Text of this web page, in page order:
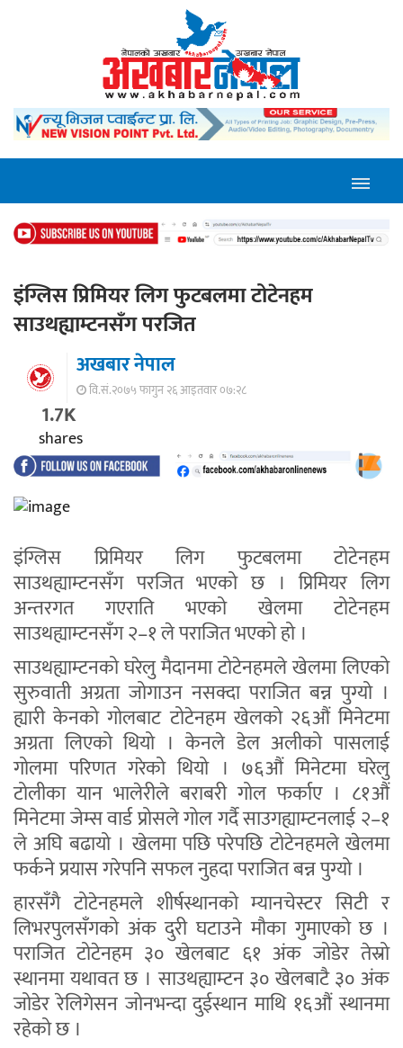
इंग्लिस प्रिमियर लिग फुटबलमा टोटेनहम
साउथह्याम्टनसँग परजित
अखबार नेपाल
वि.सं.२०७५ फागुन २६ आइतवार ०७:२८
1.7K
shares
इंग्लिस प्रिमियर लिग फुटबलमा टोटेनहम
साउथह्याम्टनसँग परजित भएको छ । प्रिमियर लिग
अन्तरगत गएराति भएको खेलमा टोटेनहम
साउथह्याम्टनसँग २–१ ले पराजित भएको हो ।
साउथह्याम्टनको घरेलु मैदानमा टोटेनहमले खेलमा लिएको
सुरुवाती अग्रता जोगाउन नसक्दा पराजित बन्न पुग्यो ।
ह्यारी केनको गोलबाट टोटेनहम खेलको २६औं मिनेटमा
अग्रता लिएको थियो । केनले डेल अलीको पासलाई
गोलमा परिणत गरेको थियो । ७६औं मिनेटमा घरेलु
टोलीका यान भालेरीले बराबरी गोल फर्काए । ८१औं
मिनेटमा जेम्स वार्ड प्रोसले गोल गर्दै साउगह्याम्टनलाई २–१
ले अघि बढायो । खेलमा पछि परेपछि टोटेनहमले खेलमा
फर्कने प्रयास गरेपनि सफल नुहदा पराजित बन्न पुग्यो ।
हारसँगै टोटेनहमले शीर्षस्थानको म्यानचेस्टर सिटी र
लिभरपुलसँगको अंक दुरी घटाउने मौका गुमाएको छ ।
पराजित टोटेनहम ३० खेलबाट ६१ अंक जोडेर तेस्रो
स्थानमा यथावत छ । साउथह्याम्टन ३० खेलबाटै ३० अंक
जोडेर रेलिगेसन जोनभन्दा दुईस्थान माथि १६औं स्थानमा
रहेको छ ।